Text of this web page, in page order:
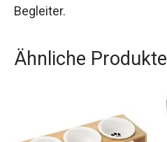
Begleiter.
Ähnliche Produkte